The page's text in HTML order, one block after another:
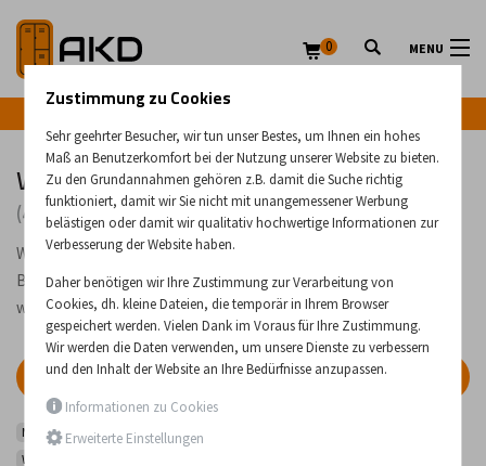
MENU
0
Wickeltische
(4 Produkte)
Wickeltische für Kinder, bestimmt für Gesundheitseinrichtungen.
Bei allen Produkten können Sie den Farbton der Polsterung
wählen.
FILTER
Medizinische Möbel
Untersuchungsbetten, Betten und Matratzen
Wickeltische
Zustimmung zu Cookies
Sehr geehrter Besucher, wir tun unser Bestes, um Ihnen ein hohes
Maß an Benutzerkomfort bei der Nutzung unserer Website zu bieten.
Zu den Grundannahmen gehören z.B. damit die Suche richtig
funktioniert, damit wir Sie nicht mit unangemessener Werbung
belästigen oder damit wir qualitativ hochwertige Informationen zur
Verbesserung der Website haben.
Daher benötigen wir Ihre Zustimmung zur Verarbeitung von
Cookies, dh. kleine Dateien, die temporär in Ihrem Browser
gespeichert werden. Vielen Dank im Voraus für Ihre Zustimmung.
Wir werden die Daten verwenden, um unsere Dienste zu verbessern
und den Inhalt der Website an Ihre Bedürfnisse anzupassen.
Informationen zu Cookies
Erweiterte Einstellungen